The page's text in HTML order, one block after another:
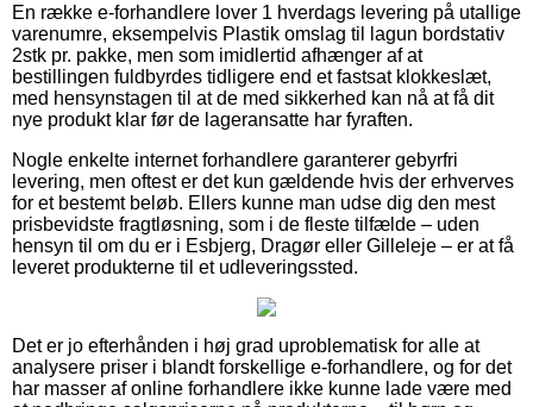
En række e-forhandlere lover 1 hverdags levering på utallige
varenumre, eksempelvis Plastik omslag til lagun bordstativ
2stk pr. pakke, men som imidlertid afhænger af at
bestillingen fuldbyrdes tidligere end et fastsat klokkeslæt,
med hensynstagen til at de med sikkerhed kan nå at få dit
nye produkt klar før de lageransatte har fyraften.
Nogle enkelte internet forhandlere garanterer gebyrfri
levering, men oftest er det kun gældende hvis der erhverves
for et bestemt beløb. Ellers kunne man udse dig den mest
prisbevidste fragtløsning, som i de fleste tilfælde – uden
hensyn til om du er i Esbjerg, Dragør eller Gilleleje – er at få
leveret produkterne til et udleveringssted.
Det er jo efterhånden i høj grad uproblematisk for alle at
analysere priser i blandt forskellige e-forhandlere, og for det
har masser af online forhandlere ikke kunne lade være med